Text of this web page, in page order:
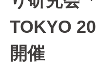
TOKYO
開催